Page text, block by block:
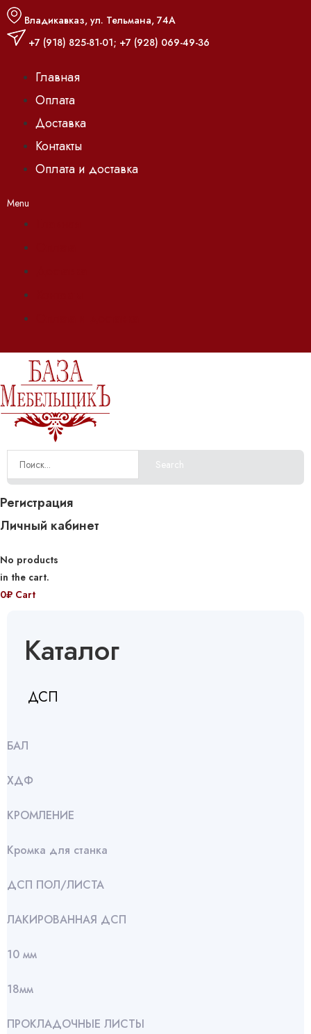
Владикавказ, ул. Тельмана, 74А
+7 (918) 825-81-01; +7 (928) 069-49-36
Главная
Оплата
Доставка
Контакты
Оплата и доставка
Menu
Search
Регистрация
Личный кабинет
No products
in the cart.
0₽ Cart
Каталог
ДСП
БАЛ
ХДФ
КРОМЛЕНИЕ
Кромка для станка
ДСП ПОЛ/ЛИСТА
ЛАКИРОВАННАЯ ДСП
10 мм
18мм
ПРОКЛАДОЧНЫЕ ЛИСТЫ